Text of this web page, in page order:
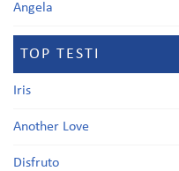
Angela
TOP TESTI
Iris
Another Love
Disfruto